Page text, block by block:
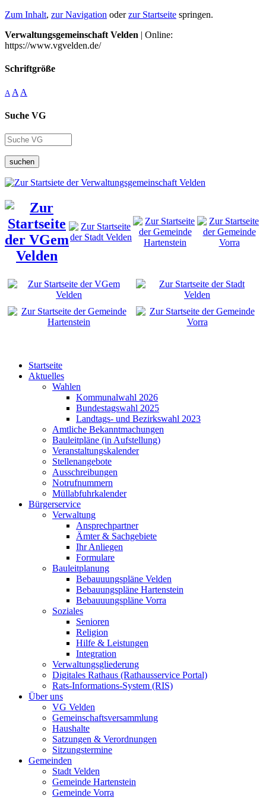
Zum Inhalt, zur Navigation oderzur Startseite springen.
Verwaltungsgemeinschaft Velden | Online:
https://www.vgvelden.de/
Schriftgröße
A A A
Suche VG
suchen
Startseite
Aktuelles
Wahlen
Kommunalwahl 2026
Bundestagswahl 2025
Landtags- und Bezirkswahl 2023
Amtliche Bekanntmachungen
Bauleitpläne (in Aufstellung)
Veranstaltungskalender
Stellenangebote
Ausschreibungen
Notrufnummern
Müllabfuhrkalender
Bürgerservice
Verwaltung
Ansprechpartner
Ämter & Sachgebiete
Ihr Anliegen
Formulare
Bauleitplanung
Bebauuungspläne Velden
Bebauungspläne Hartenstein
Bebauuungspläne Vorra
Soziales
Senioren
Religion
Hilfe & Leistungen
Integration
Verwaltungsgliederung
Digitales Rathaus (Rathausservice Portal)
Rats-Informations-System (RIS)
Über uns
VG Velden
Gemeinschaftsversammlung
Haushalte
Satzungen & Verordnungen
Sitzungstermine
Gemeinden
Stadt Velden
Gemeinde Hartenstein
Gemeinde Vorra